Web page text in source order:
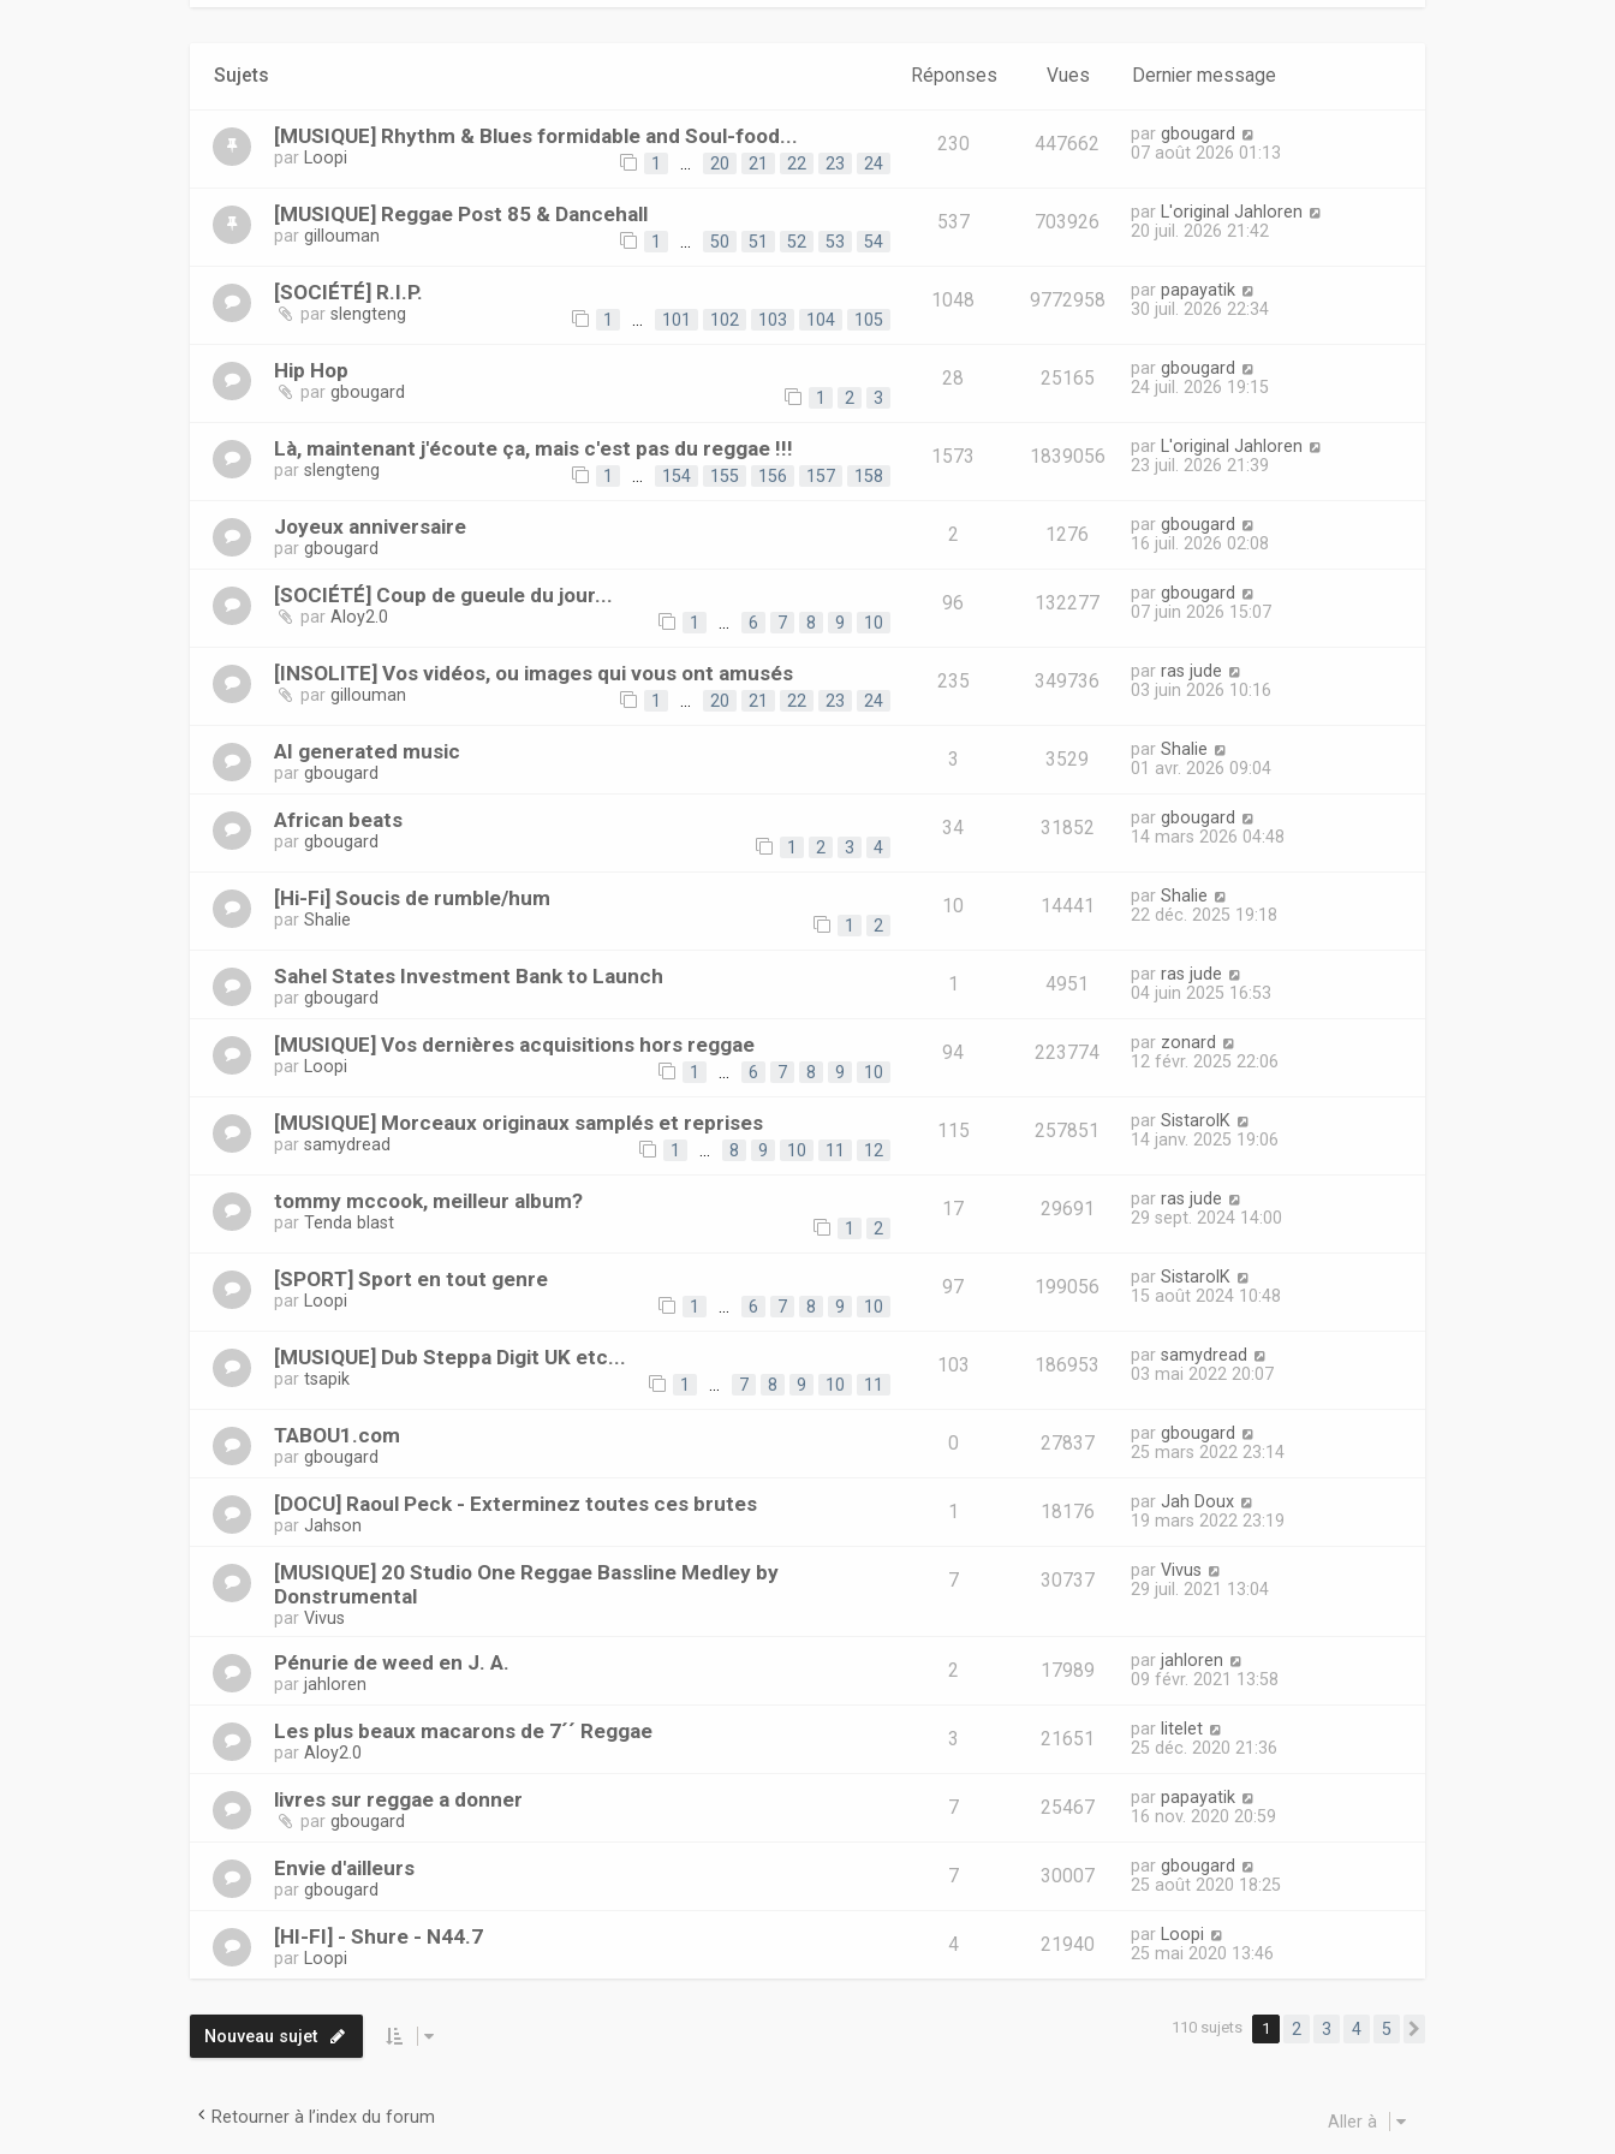
Sujets Réponses Vues Dernier message
[MUSIQUE] Rhythm & Blues formidable and Soul-food...
par Loopi 1 20 21 22 23 24
230 447662 par gbougard
07 août 2026 01:13
[MUSIQUE] Reggae Post 85 & Dancehall
pargillouman 1 50 51 52 53 54
537 703926 par
L'original Jahloren
20 juil. 2026 21:42
[SOCIÉTÉ] R.I.P.
parslengteng 1 101 102 103 104 105
1048 9772958 par papayatik
30 juil. 2026 22:34
Hip Hop
pargbougard 1 2 3
28 25165 par gbougard
24 juil. 2026 19:15
Là, maintenant j'écoute ça, mais c'est pas du reggae !!!
parslengteng 1 154 155 156 157 158
1573 1839056 par
L'original Jahloren
23 juil. 2026 21:39
Joyeux anniversaire
pargbougard
2 1276 par gbougard
16 juil. 2026 02:08
[SOCIÉTÉ] Coup de gueule du jour...
parAloy2.0 1 6 7 8 9 10
96 132277 par gbougard
07 juin 2026 15:07
[INSOLITE] Vos vidéos, ou images qui vous ont amusés
pargillouman 1 20 21 22 23 24
235 349736 par ras jude
03 juin 2026 10:16
AI generated music
pargbougard
3 3529 par Shalie
01 avr. 2026 09:04
African beats
pargbougard 1 2 3 4
34 31852 par gbougard
14 mars 2026 04:48
[Hi-Fi] Soucis de rumble/hum
parShalie 1 2
10 14441 par Shalie
22 déc. 2025 19:18
Sahel States Investment Bank to Launch
pargbougard
1 4951 par ras jude
04 juin 2025 16:53
[MUSIQUE] Vos dernières acquisitions hors reggae
par Loopi 1 6 7 8 9 10
94 223774 par zonard
12 févr. 2025 22:06
[MUSIQUE] Morceaux originaux samplés et reprises
parsamydread 1 8 9 10 11 12
115 257851 par SistarolK
14 janv. 2025 19:06
tommy mccook, meilleur album?
parTenda blast 1 2
17 29691 par ras jude
29 sept. 2024 14:00
[SPORT] Sport en tout genre
par Loopi 1 6 7 8 9 10
97 199056 par SistarolK
15 août 2024 10:48
[MUSIQUE] Dub Steppa Digit UK etc...
partsapik 1 7 8 9 10 11
103 186953 par samydread
03 mai 2022 20:07
TABOU1.com
pargbougard
0 27837 par gbougard
25 mars 2022 23:14
[DOCU] Raoul Peck - Exterminez toutes ces brutes
parJahson
1 18176 par Jah Doux
19 mars 2022 23:19
[MUSIQUE] 20 Studio One Reggae Bassline Medley by
Donstrumental
parVivus
7 30737 par Vivus
29 juil. 2021 13:04
Pénurie de weed en J. A.
parjahloren
2 17989 par jahloren
09 févr. 2021 13:58
Les plus beaux macarons de 7´´ Reggae
parAloy2.0
3 21651 par litelet
25 déc. 2020 21:36
livres sur reggae a donner
pargbougard
7 25467 par papayatik
16 nov. 2020 20:59
Envie d'ailleurs
pargbougard
7 30007 par gbougard
25 août 2020 18:25
[HI-FI] - Shure - N44.7
par Loopi
4 21940 par
Loopi
25 mai 2020 13:46
Nouveau sujet 110 sujets 1 2 3 4 5
Retourner à l’index du forum Aller à